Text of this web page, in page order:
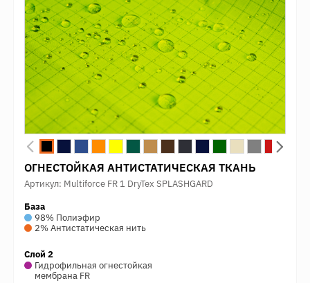
ОГНЕСТОЙКАЯ АНТИСТАТИЧЕСКАЯ ТКАНЬ
Артикул: Multiforce FR 1 DryTex SPLASHGARD
База
98% Полиэфир
2% Антистатическая нить
Слой 2
Гидрофильная огнестойкая
мембрана FR